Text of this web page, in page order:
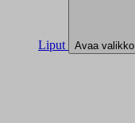
Liput Avaa valikko